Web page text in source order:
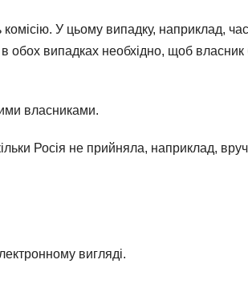
У цьому випадку, наприклад,
обох випадках необхідно, щоб власник
власниками.
Росія не прийняла, наприклад,
вигляді.